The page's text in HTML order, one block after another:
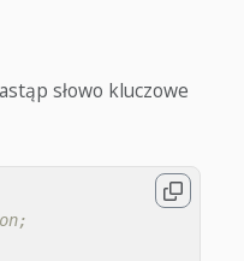
słowo kluczowe